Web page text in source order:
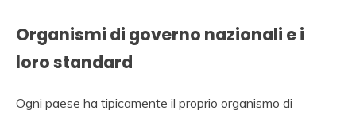
Organismi di governo nazionali e i
loro standard
Ogni paese ha tipicamente il proprio organismo di